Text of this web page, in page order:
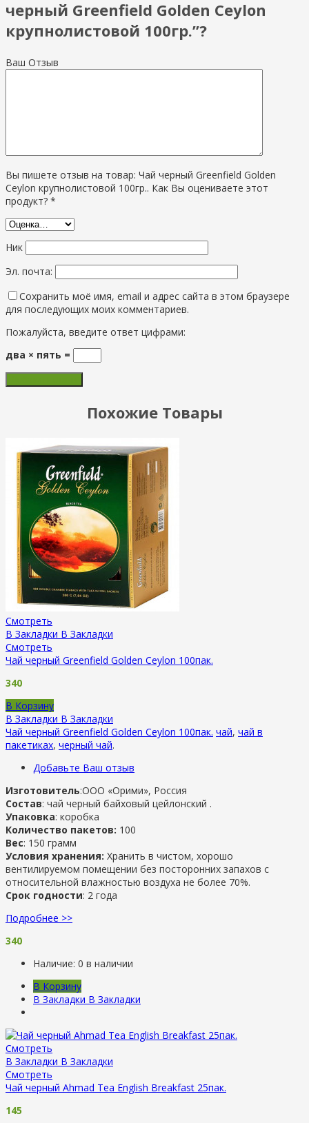
черный Greenfield Golden Ceylon
крупнолистовой 100гр.”?
Ваш Отзыв
Вы пишете отзыв на товар: Чай черный Greenfield Golden
Ceylon крупнолистовой 100гр.. Как Вы оцениваете этот
продукт? *
Ник
Эл. почта:
Сохранить моё имя, email и адрес сайта в этом браузере
для последующих моих комментариев.
Пожалуйста, введите ответ цифрами:
два × пять =
Похожие Товары
Смотреть
В Закладки В Закладки
Смотреть
Чай черный Greenfield Golden Ceylon 100пак.
340
В Корзину
В Закладки В Закладки
Чай черный Greenfield Golden Ceylon 100пак. чай, чай в
пакетиках, черный чай.
Добавьте Ваш отзыв
Изготовитель:ООО «Орими», Россия
Состав: чай черный байховый цейлонский .
Упаковка: коробка
Количество пакетов: 100
Вес: 150 грамм
Условия хранения: Хранить в чистом, хорошо
вентилируемом помещении без посторонних запахов с
относительной влажностью воздуха не более 70%.
Срок годности: 2 года
Подробнее >>
340
Наличие: 0 в наличии
В Корзину
В Закладки В Закладки
Смотреть
В Закладки В Закладки
Смотреть
Чай черный Ahmad Tea English Breakfast 25пак.
145